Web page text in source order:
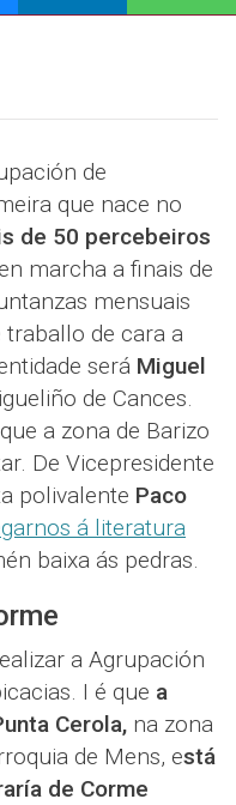
de
que nace no
de 50 percebeiros
marcha a finais de
mensuais
traballo de cara a
será Miguel
de Cances.
a zona de Barizo
De Vicepresidente
polivalente Paco
á literatura
baixa ás pedras.
a Agrupación
I é que a
Cerola, na zona
de Mens, está
de Corme